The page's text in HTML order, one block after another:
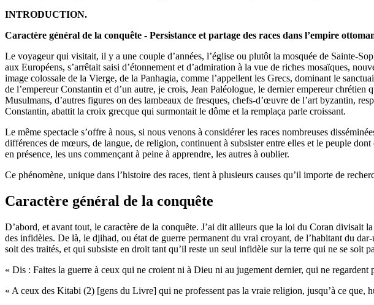
INTRODUCTION.
Caractère général de la conquête - Persistance et partage des races dans l’empire
Le voyageur qui visitait, il y a une couple d’années, l’église ou plutôt la mosquée de Sainte-
aux Européens, s’arrêtait saisi d’étonnement et d’admiration à la vue de riches mosaïques,
image colossale de la Vierge, de la Panhagia, comme l’appellent les Grecs, dominant le
de l’empereur Constantin et d’un autre, je crois, Jean Paléologue, le dernier empereur
Musulmans, d’autres figures on des lambeaux de fresques, chefs-d’œuvre de l’art byzantin,
Constantin, abattit la croix grecque qui surmontait le dôme et la remplaça parle croissant.
Le même spectacle s’offre à nous, si nous venons à considérer les races nombreuses
différences de mœurs, de langue, de religion, continuent à subsister entre elles et le peuple
en présence, les uns commençant à peine à apprendre, les autres à oublier.
Ce phénomène, unique dans l’histoire des races, tient à plusieurs causes qu’il importe de
Caractère général de la conquête
D’abord, et avant tout, le caractère de la conquête. J’ai dit ailleurs que la loi du Coran
des infidèles. De là, le djihad, ou état de guerre permanent du vrai croyant, de l’habitant du
soit des traités, et qui subsiste en droit tant qu’il reste un seul infidèle sur la terre qui ne se soit
« Dis : Faites la guerre à ceux qui ne croient ni à Dieu ni au jugement dernier, qui ne
« A ceux des Kitabi (2) [gens du Livre] qui ne professent pas la vraie religion, jusqu’à ce que,